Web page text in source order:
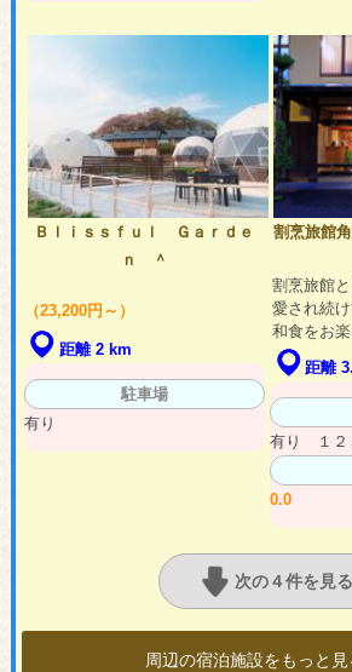
Ｂｌｉｓｓｆｕｌ Ｇａｒｄｅ
ｎ ＾
（23,200円～）
距離 2 km
駐車場
有り
割烹旅館
割烹旅館
愛され続
和食をお
距離
有り １
0.0
次の４件を見る
周辺の宿泊施設をもっと